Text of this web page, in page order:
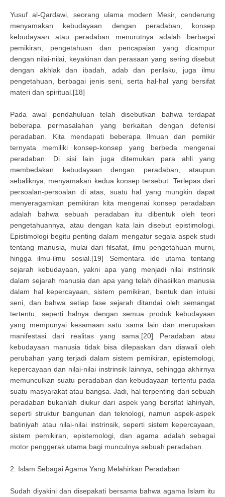
Yusuf al-Qardawi, seorang ulama modern Mesir, cenderung
menyamakan kebudayaan dengan peradaban, konsep
kebudayaan atau peradaban menurutnya adalah berbagai
pemikiran, pengetahuan dan pencapaian yang dicampur
dengan nilai-nilai, keyakinan dan perasaan yang sering disebut
dengan akhlak dan ibadah, adab dan perilaku, juga ilmu
pengetahuan, berbagai jenis seni, serta hal-hal yang bersifat
materi dan spiritual.[18]
Pada awal pendahuluan telah disebutkan bahwa terdapat
beberapa permasalahan yang berkaitan dengan defenisi
peradaban. Kita mendapati beberapa Ilmuan dan pemikir
ternyata memiliki konsep-konsep yang berbeda mengenai
peradaban. Di sisi lain juga ditemukan para ahli yang
membedakan kebudayaan dengan peradaban, ataupun
sebaliknya, menyamakan kedua konsep tersebut. Terlepas dari
persoalan-persoalan di atas, suatu hal yang mungkin dapat
menyeragamkan pemikiran kita mengenai konsep peradaban
adalah bahwa sebuah peradaban itu dibentuk oleh teori
pengetahuannya, atau dengan kata lain disebut epistimologi.
Epistimologi begitu penting dalam mengatur segala aspek studi
tentang manusia, mulai dari filsafat, ilmu pengetahuan murni,
hingga ilmu-ilmu sosial.[19] Sementara ide utama tentang
sejarah kebudayaan, yakni apa yang menjadi nilai instrinsik
dalam sejarah manusia dan apa yang telah dihasilkan manusia
dalam hal kepercayaan, sistem pemikiran, bentuk dan intuisi
seni, dan bahwa setiap fase sejarah ditandai oleh semangat
tertentu, seperti halnya dengan semua produk kebudayaan
yang mempunyai kesamaan satu sama lain dan merupakan
manifestasi dari realitas yang sama.[20] Peradaban atau
kebudayaan manusia tidak bisa dilepaskan dan diawali oleh
perubahan yang terjadi dalam sistem pemikiran, epistemologi,
kepercayaan dan nilai-nilai instrinsik lainnya, sehingga akhirnya
memunculkan suatu peradaban dan kebudayaan tertentu pada
suatu masyarakat atau bangsa. Jadi, hal terpenting dari sebuah
peradaban bukanlah diukur dari aspek yang bersifat lahiriyah,
seperti struktur bangunan dan teknologi, namun aspek-aspek
batiniyah atau nilai-nilai instrinsik, seperti sistem kepercayaan,
sistem pemikiran, epistemologi, dan agama adalah sebagai
motor penggerak utama bagi munculnya sebuah peradaban.
2. Islam Sebagai Agama Yang Melahirkan Peradaban
Sudah diyakini dan disepakati bersama bahwa agama Islam itu